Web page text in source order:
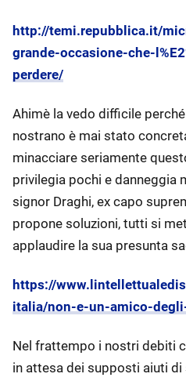
http://temi.repubblica.it/
grande-occasione-che-
perdere/
Ahimè la vedo difficile
nostrano è mai stato
minacciare seriamente
privilegia pochi e danneggia
signor Draghi, ex capo
propone soluzioni, tutti si
applaudire la sua presunta
https://
italia/non-e-un-amico-
Nel frattempo i nostri debiti
in attesa dei supposti aiuti